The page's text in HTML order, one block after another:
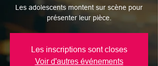
Les adolescents montent sur scène pour
présenter leur pièce.
Les inscriptions sont closes
Voir d'autres événements